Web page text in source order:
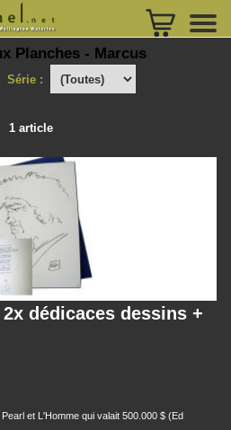
Planches - Marcus
Série :
1 article
dédicaces dessins +
et L'Homme qui valait 500.000 $ (Ed